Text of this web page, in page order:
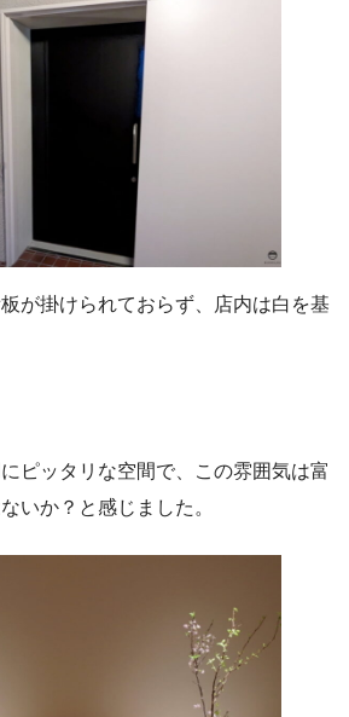
が掛けられておらず、店内は白を基
ピッタリな空間で、この雰囲気は富
いか？と感じました。